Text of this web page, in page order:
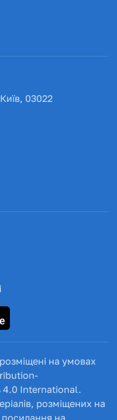
03022
на умовах
4.0 International.
розміщених на